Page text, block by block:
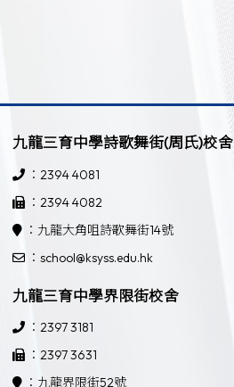
九龍三育中學詩歌舞街(周氏)校舍
：2394 4081
：2394 4082
：九龍大角咀詩歌舞街14號
：school@ksyss.edu.hk
九龍三育中學界限街校舍
：2397 3181
：2397 3631
：九龍界限街52號